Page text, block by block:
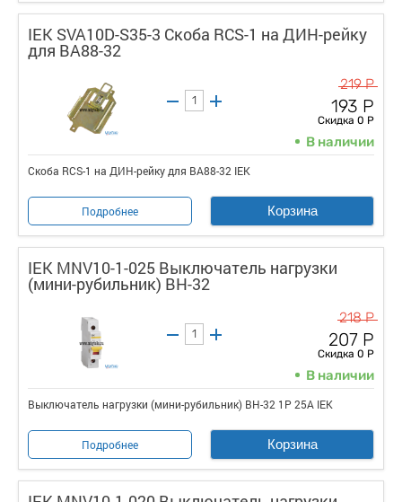
IEK SVA10D-S35-3 Скоба RCS-1 на ДИН-рейку
для ВА88-32
219 Р
193 Р
Скидка 0 Р
В наличии
Скоба RCS-1 на ДИН-рейку для ВА88-32 IEK
Подробнее Корзина
IEK MNV10-1-025 Выключатель нагрузки
(мини-рубильник) ВН-32
218 Р
207 Р
Скидка 0 Р
В наличии
Выключатель нагрузки (мини-рубильник) ВН-32 1Р 25А IEK
Подробнее Корзина